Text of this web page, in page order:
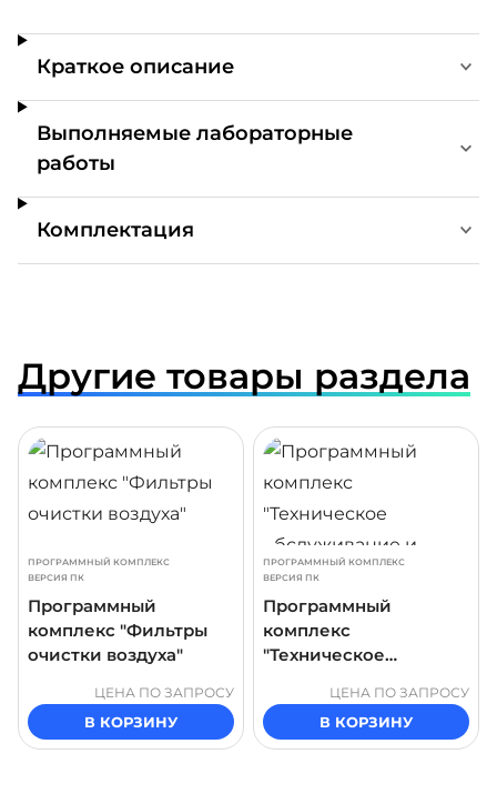
Краткое описание
Выполняемые лабораторные
работы
Комплектация
Другие товары раздела
ПРОГРАММНЫЙ КОМПЛЕКС
ВЕРСИЯ ПК
Программный
комплекс "Фильтры
очистки воздуха"
ЦЕНА ПО ЗАПРОСУ
В КОРЗИНУ
ПРОГРАММНЫЙ КОМПЛЕКС
ВЕРСИЯ ПК
Программный
комплекс
"Техническое
ремонт роторного
насоса"
ЦЕНА ПО ЗАПРОСУ
В КОРЗИНУ
ПОДРОБНЕЕ